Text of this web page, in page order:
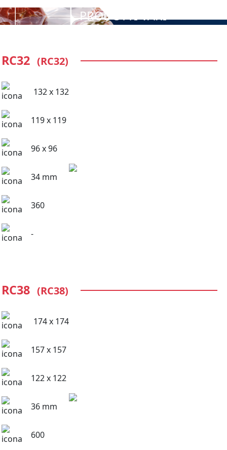
PRODOTTI VARI
RC32 (RC32)
132 x 132
119 x 119
96 x 96
34 mm
360
-
RC38 (RC38)
174 x 174
157 x 157
122 x 122
36 mm
600